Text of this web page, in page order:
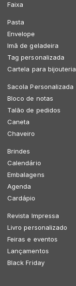
Faixa
Pasta
Envelope
Imã de geladeira
Tag personalizada
Cartela para bijouteria
Sacola Personalizada
Bloco de notas
Talão de pedidos
Caneta
Chaveiro
Brindes
Calendário
Embalagens
Agenda
Cardápio
Revista Impressa
Livro personalizado
Feiras e eventos
Lançamentos
Black Friday